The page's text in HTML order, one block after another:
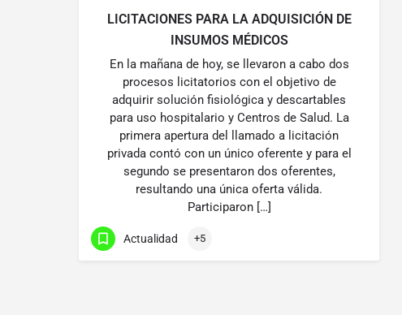
LICITACIONES PARA LA ADQUISICIÓN DE
INSUMOS MÉDICOS
En la mañana de hoy, se llevaron a cabo dos
procesos licitatorios con el objetivo de
adquirir solución fisiológica y descartables
para uso hospitalario y Centros de Salud. La
primera apertura del llamado a licitación
privada contó con un único oferente y para el
segundo se presentaron dos oferentes,
resultando una única oferta válida.
Participaron […]
Actualidad +5